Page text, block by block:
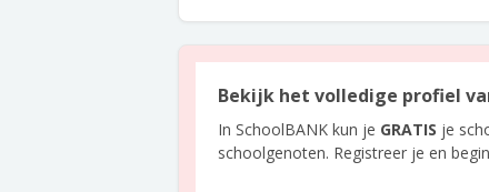
Bekijk het volledige profiel
In SchoolBANK kun je GRATIS je
schoolgenoten. Registreer je en